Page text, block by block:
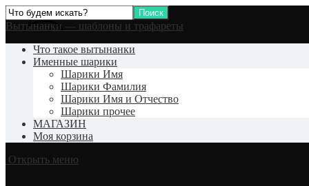
Вытынанки — шаблоны и трафареты
Что такое вытынанки
Именные шарики
Шарики Имя
Шарики Фамилия
Шарики Имя и Отчество
Шарики прочее
МАГАЗИН
Моя корзина
Открыть меню